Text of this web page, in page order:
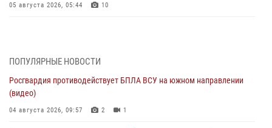
05 августа 2026, 05:44 10
04 августа 2026, 09:57 2
Росгвардия приняла участие в обеспечении безопасности Дня
города в Екатеринбурге
03 августа 2026, 07:43 3
ПОПУЛЯРНЫЕ НОВОСТИ
Росгвардия противодействует БПЛА ВСУ на южном направлении
(видео)
04 августа 2026, 09:57 2 1